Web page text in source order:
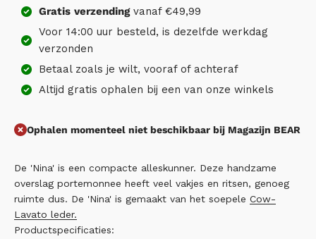
Gratis verzendingvanaf €49,99
Voor 14:00 uur besteld, is dezelfde werkdag
verzonden
Betaal zoals je wilt, vooraf of achteraf
Altijd gratis ophalen bij een van onze winkels
Ophalen momenteel niet beschikbaar bij Magazijn BEAR
De 'Nina' is een compacte alleskunner. Deze handzame
overslag portemonnee heeft veel vakjes en ritsen, genoeg
ruimte dus. De 'Nina' is gemaakt van het soepele Cow-
Lavato leder.
Productspecificaties: